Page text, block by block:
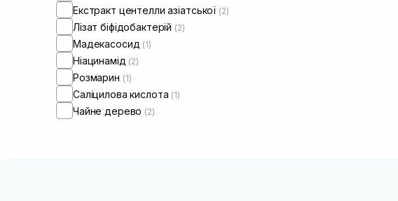
Екстракт центелли азіатської (2)
Лізат біфідобактерій (2)
Мадекасосид (1)
Ніацинамід (2)
Розмарин (1)
Саліцилова кислота (1)
Чайне дерево (2)